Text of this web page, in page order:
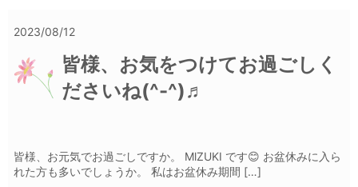
2023/08/12
皆様、お気をつけてお過ごしく
ださいね(^-^)♬
皆様、お元気でお過ごしですか。 MlZUKI です😊 お盆休みに入ら
れた方も多いでしょうか。 私はお盆休み期間 […]